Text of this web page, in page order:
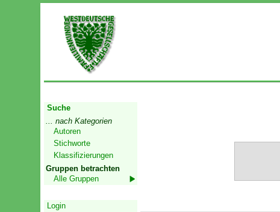
Suche
... nach Kategorien
Autoren
Stichworte
Klassifizierungen
Gruppen betrachten
Alle Gruppen
Login